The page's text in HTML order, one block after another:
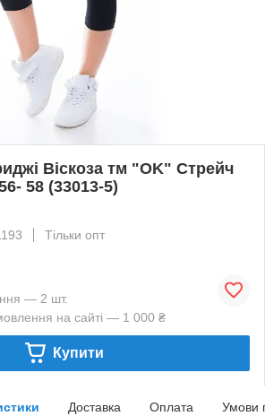
Віскоза тм "OK" Стрейч
58 (33013-5)
Тільки опт
— 2 шт.
на сайті — 1 000 ₴
Купити
Доставка Оплата Умови